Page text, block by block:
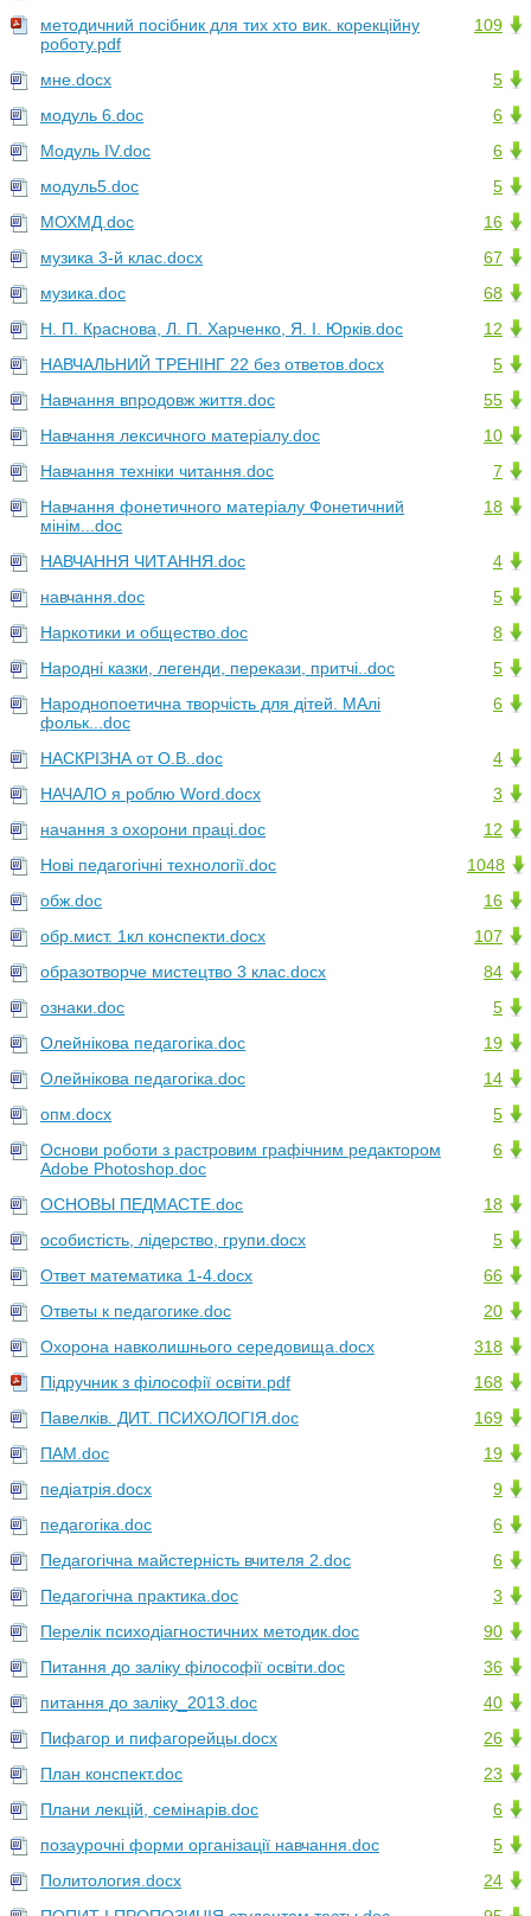
109
методичний посібник для тих хто вик. корекційну
роботу.pdf
5
мне.docx
6
модуль 6.doc
6
Модуль ІV.doc
5
модуль5.doc
16
МОХМД.doc
67
музика 3-й клас.docx
68
музика.doc
12
Н. П. Краснова, Л. П. Харченко, Я. І. Юрків.doc
5
НАВЧАЛЬНИЙ ТРЕНІНГ 22 без ответов.docx
55
Навчання впродовж життя.doc
10
Навчання лексичного матеріалу.doc
7
Навчання техніки читання.doc
18
Навчання фонетичного матеріалу Фонетичний
мінім...doc
4
НАВЧАННЯ ЧИТАННЯ.doc
5
навчання.doc
8
Наркотики и общество.doc
5
Народні казки, легенди, перекази, притчі..doc
6
Народнопоетична творчість для дітей. МАлі
фольк...doc
4
НАСКРІЗНА от О.В..doc
3
НАЧАЛО я роблю Word.docx
12
начання з охорони праці.doc
1048
Нові педагогічні технології.doc
16
обж.doc
107
обр.мист. 1кл конспекти.docx
84
образотворче мистецтво 3 клас.docx
5
ознаки.doc
19
Олейнікова педагогіка.doc
14
Олейнікова педагогіка.doc
5
опм.docx
6
Основи роботи з растровим графічним редактором
Adobe Photoshop.doc
18
ОСНОВЫ ПЕДМАСТЕ.doc
5
особистість, лідерство, групи.docx
66
Ответ математика 1-4.docx
20
Ответы к педагогике.doc
318
Охорона навколишнього середовища.docx
168
Підручник з філософії освіти.pdf
169
Павелків. ДИТ. ПСИХОЛОГІЯ.doc
19
ПАМ.doc
9
педіатрія.docx
6
педагогіка.doc
6
Педагогічна майстерність вчителя 2.doc
3
Педагогічна практика.doc
90
Перелік психодіагностичних методик.doc
36
Питання до заліку філософії освіти.doc
40
питання до заліку_2013.doc
26
Пифагор и пифагорейцы.docx
23
План конспект.doc
6
Плани лекцій, семінарів.doc
5
позаурочні форми організації навчання.doc
24
Политология.docx